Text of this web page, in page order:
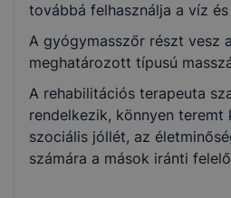
Okleveles technikusképzés
Nem
továbbá felhasználja a víz
A gyógymasszőr részt vesz
meghatározott típusú
A rehabilitációs terapeuta
rendelkezik, könnyen
szociális jóllét, az
számára a mások iránti